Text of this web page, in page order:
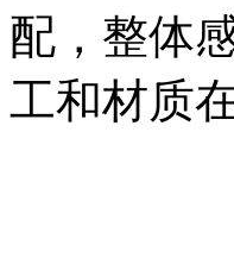
配，整体
工和材质